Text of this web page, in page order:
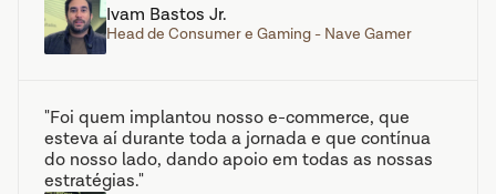
Ivam Bastos Jr.
Head de Consumer e Gaming - Nave Gamer
"Foi quem implantou nosso e-commerce, que
esteva aí durante toda a jornada e que contínua
do nosso lado, dando apoio em todas as nossas
estratégias."